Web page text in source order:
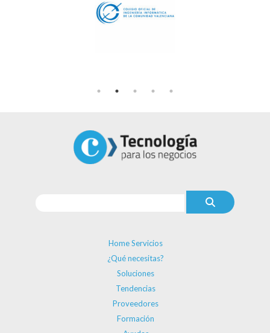
Home Servicios
¿Qué necesitas?
Soluciones
Tendencias
Proveedores
Formación